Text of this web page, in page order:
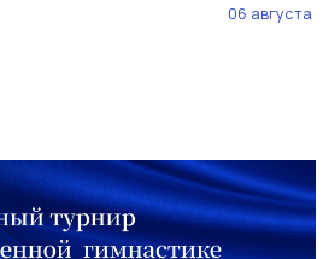
06 августа